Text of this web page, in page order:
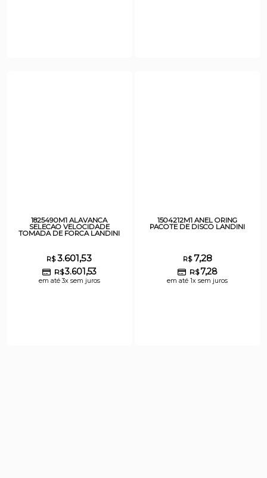
1825490M1 ALAVANCA
SELECAO VELOCIDADE
TOMADA DE FORCA LANDINI
R$3.601,53
R$3.601,53
em até 3x sem juros
1504212M1 ANEL ORING
PACOTE DE DISCO LANDINI
R$7,28
R$7,28
em até 1x sem juros